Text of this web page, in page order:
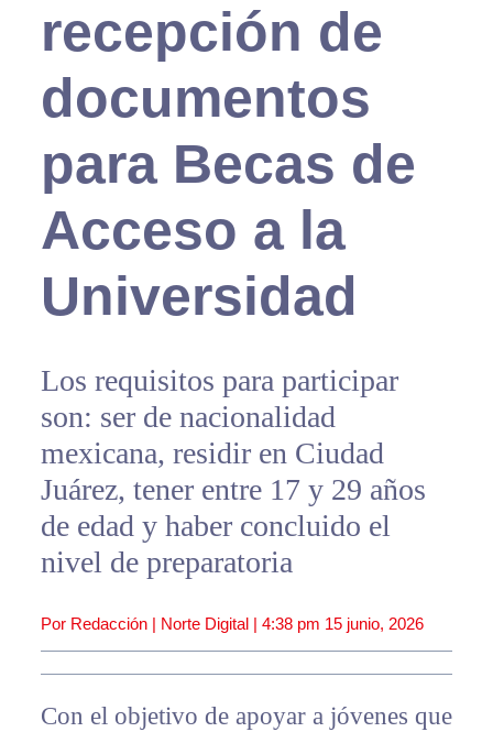
recepción de
documentos
para Becas de
Acceso a la
Universidad
Los requisitos para participar
son: ser de nacionalidad
mexicana, residir en Ciudad
Juárez, tener entre 17 y 29 años
de edad y haber concluido el
nivel de preparatoria
Por Redacción | Norte Digital | 4:38 pm 15 junio, 2026
Con el objetivo de apoyar a jóvenes que